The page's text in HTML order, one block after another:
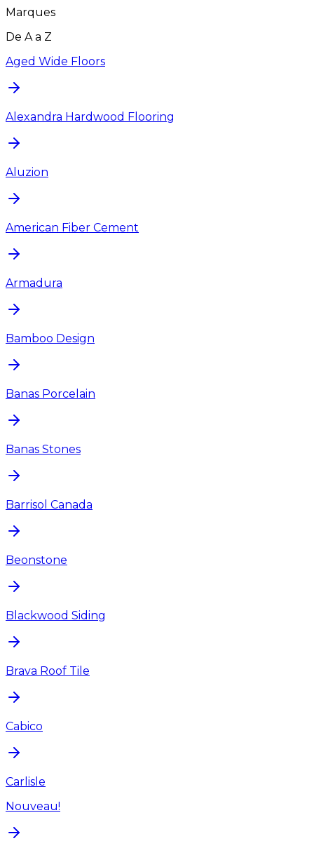
Marques
De A a Z
Aged Wide Floors
Alexandra Hardwood Flooring
Aluzion
American Fiber Cement
Armadura
Bamboo Design
Banas Porcelain
Banas Stones
Barrisol Canada
Beonstone
Blackwood Siding
Brava Roof Tile
Cabico
Carlisle
Nouveau!